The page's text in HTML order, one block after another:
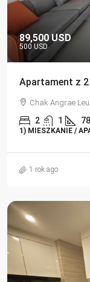
89,500 USD
500 USD
Apartament z
Chak Angrae
2 1 78
1) MIESZKANIE /
1 rok ago